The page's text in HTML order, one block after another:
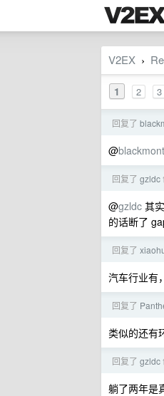
V2EX ›
1 2 3
回复了
@blackmont
回复了 gzldc
@gzldc 其
的话断了
回复了
汽车行业有
回复了
类似的还有
回复了 gzldc
躺了两年是